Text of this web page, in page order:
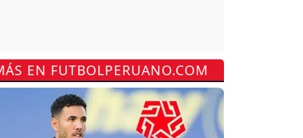
EN FUTBOLPERUANO.COM